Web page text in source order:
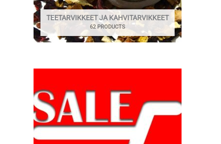
TEETARVIKKEET JA KAHVITARVIKKEET
62 PRODUCTS